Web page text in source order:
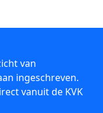
van
ingeschreven.
vanuit de KVK